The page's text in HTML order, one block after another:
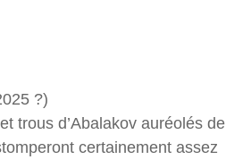
?)
trous d’Abalakov auréolés de
certainement assez